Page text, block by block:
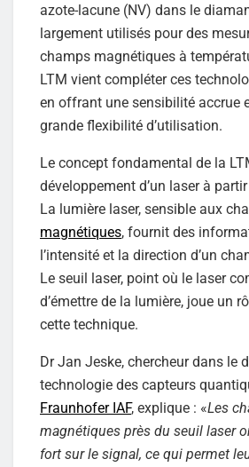
azote-lacune (NV) dans le
largement utilisés pour des
champs magnétiques à
LTM vient compléter ces
en offrant une sensibilité accrue
grande flexibilité d’utilisation.
Le concept fondamental de la
développement d’un laser à
La lumière laser, sensible aux
magnétiques, fournit des
l’intensité et la direction d’un
Le seuil laser, point où le laser
d’émettre de la lumière, joue un
cette technique.
Dr Jan Jeske, chercheur dans le
technologie des capteurs
Fraunhofer IAF, explique : «Les
magnétiques près du seuil laser
fort sur le signal, ce qui permet